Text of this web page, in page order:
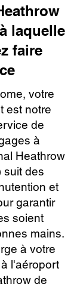
laquelle
faire
votre
est notre
de
à
Heathrow
suit des
et
garantir
soient
mains.
à votre
l'aéroport
de